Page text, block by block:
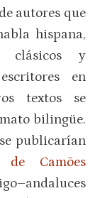
autores que
hispana,
clásicos y
en
textos se
bilingüe.
publicarían
de Camões